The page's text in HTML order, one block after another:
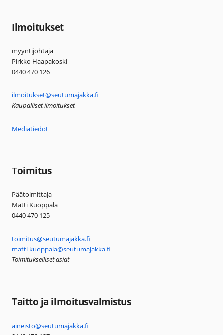
Ilmoitukset
myyntijohtaja
Pirkko Haapakoski
0440 470 126
ilmoitukset@seutumajakka.fi
Kaupalliset ilmoitukset
Mediatiedot
Toimitus
Päätoimittaja
Matti Kuoppala
0440 470 125
toimitus@seutumajakka.fi
matti.kuoppala@seutumajakka.fi
Toimitukselliset asiat
Taitto ja ilmoitusvalmistus
aineisto@seutumajakka.fi